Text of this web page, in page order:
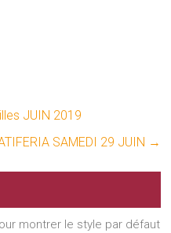
JUIN 2019
SAMEDI 29 JUIN →
montrer le style par défaut